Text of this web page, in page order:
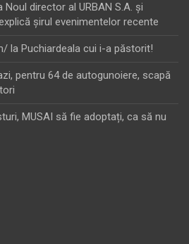
Noul director al URBAN S.A. şi
şirul evenimentelor recente
la Puchiardeala cui i-a păstorit!
pentru 64 de autogunoiere, scapă
MUSAI să fie adoptați, ca să nu